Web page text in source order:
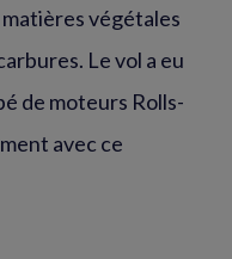
végétales
Le vol a eu
de moteurs Rolls-
avec ce